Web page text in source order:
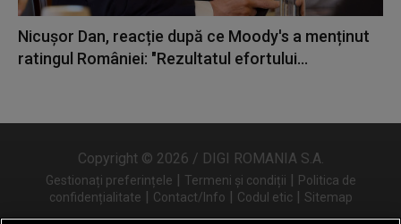
Nicușor Dan, reacție după ce Moody's a menținut
ratingul României: "Rezultatul efortului...
Copyright © 2026 / DIGI ROMANIA S.A.
Gestionați preferințele | Termeni și condiții | Politica de
confidențialitate | Contact/Info | Codul etic | Sitemap